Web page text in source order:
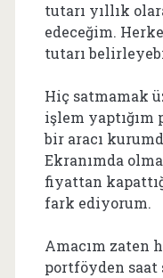
tutarı yıllık
edeceğim.
tutarı
Hiç satmamak
işlem yaptığım
bir aracı
Ekranımda
fiyattan
fark ediyorum.
Amacım zaten
portföyden saat